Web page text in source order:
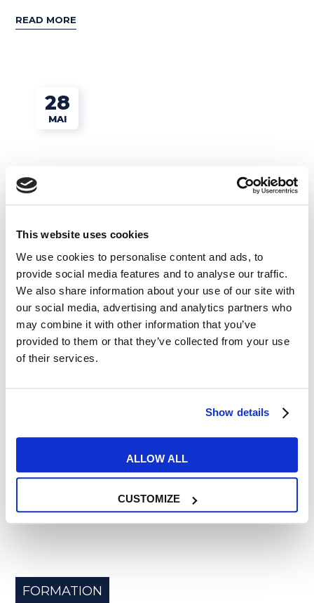
This website uses cookies
We use cookies to personalise content and ads, to
provide social media features and to analyse our traffic.
We also share information about your use of our site with
our social media, advertising and analytics partners who
may combine it with other information that you’ve
provided to them or that they’ve collected from your use
of their services.
Show details
ALLOW ALL
CUSTOMIZE
READ MORE
28
MAI
CERTIFICATIONS
TOEFL : score, niveaux et prix
de la certification
READ MORE
27
FORMATION